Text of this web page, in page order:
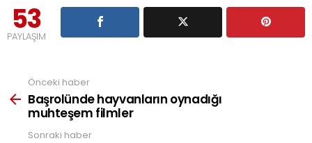
53
PAYLAŞIM
more
Önceki haber
Başrolünde hayvanların oynadığı
muhteşem filmler
Sonraki haber